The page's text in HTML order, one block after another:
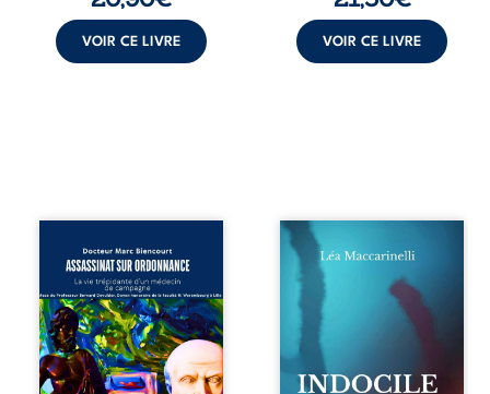
frère et ...
VOIR CE LIVRE VOIR CE LIVRE
Assassinat sur
ordonnance – La
vie trépidante
d’un médecin de
campagne est la
réédition enrichie
et actualisée du
témoignage du
Quatre parties.
Quatre refus.
Quatre visages
d’une existence en
friction. Entre les
silences qu’on ne
déchiffre pas, les
amours qu’on